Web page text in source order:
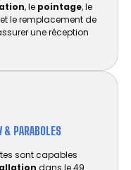
, le pointage, le
et le remplacement de
une réception
PARABOLES
sont capables
dans le 49.